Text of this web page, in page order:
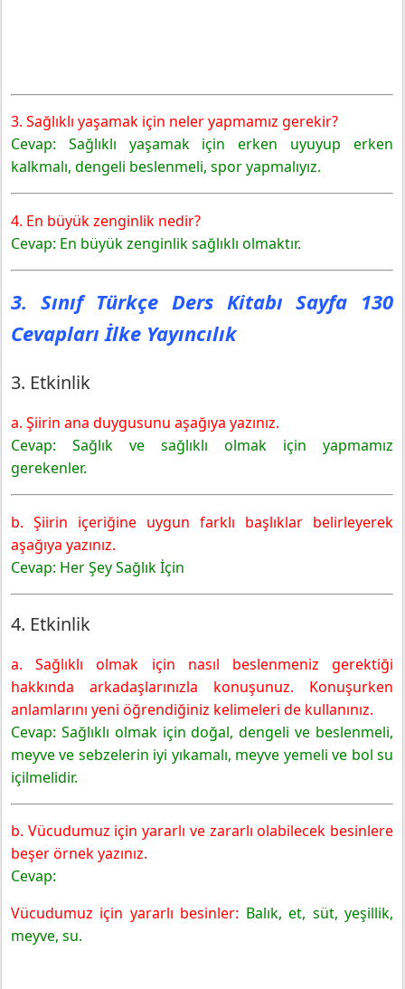
3. Sağlıklı yaşamak için neler yapmamız gerekir?
Cevap: Sağlıklı yaşamak için erken uyuyup erken
kalkmalı, dengeli beslenmeli, spor yapmalıyız.
4. En büyük zenginlik nedir?
Cevap: En büyük zenginlik sağlıklı olmaktır.
3. Sınıf Türkçe Ders Kitabı Sayfa 130
Cevapları İlke Yayıncılık
3. Etkinlik
a. Şiirin ana duygusunu aşağıya yazınız.
Cevap: Sağlık ve sağlıklı olmak için yapmamız
gerekenler.
b. Şiirin içeriğine uygun farklı başlıklar belirleyerek
aşağıya yazınız.
Cevap: Her Şey Sağlık İçin
4. Etkinlik
a. Sağlıklı olmak için nasıl beslenmeniz gerektiği
hakkında arkadaşlarınızla konuşunuz. Konuşurken
anlamlarını yeni öğrendiğiniz kelimeleri de kullanınız.
Cevap: Sağlıklı olmak için doğal, dengeli ve beslenmeli,
meyve ve sebzelerin iyi yıkamalı, meyve yemeli ve bol su
içilmelidir.
b. Vücudumuz için yararlı ve zararlı olabilecek besinlere
beşer örnek yazınız.
Cevap:
Vücudumuz için yararlı besinler: Balık, et, süt, yeşillik,
meyve, su.